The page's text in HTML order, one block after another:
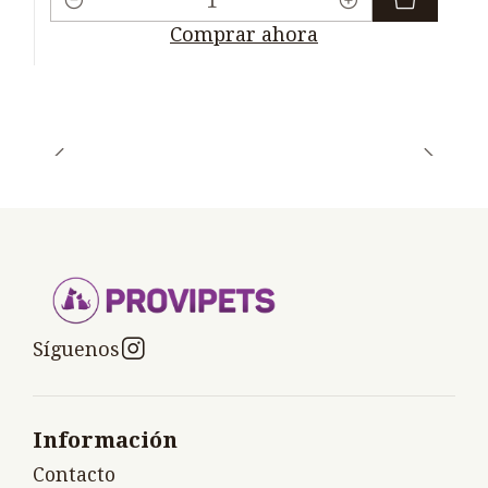
Cantidad
Comprar ahora
Síguenos
Información
Contacto